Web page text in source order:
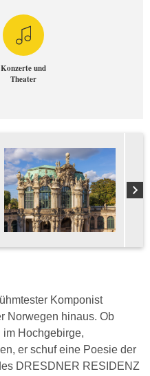
Konzerte und
Theater
Komponist
Norwegen hinaus. Ob
Hochgebirge,
er schuf eine Poesie der
DRESDNER RESIDENZ